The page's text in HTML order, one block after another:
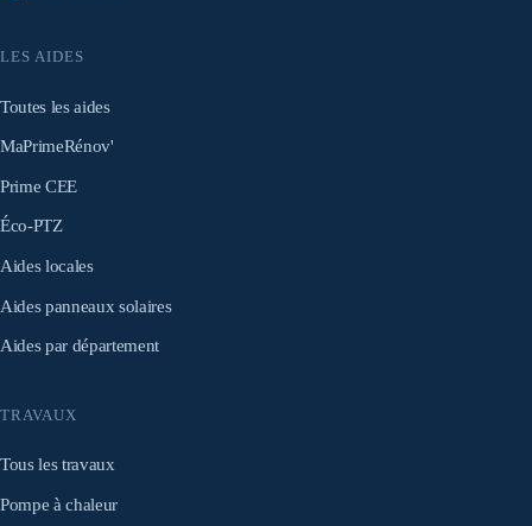
LES AIDES
Toutes les aides
MaPrimeRénov'
Prime CEE
Éco-PTZ
Aides locales
Aides panneaux solaires
Aides par département
TRAVAUX
Tous les travaux
Pompe à chaleur